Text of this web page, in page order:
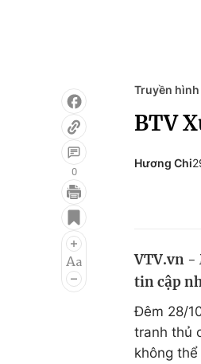
Điện ảnh
Âm nhạc
0
Truyền hình
BTV
Hương Chi
VTV.vn -
tin cập
Đêm 28/
tranh thủ
không